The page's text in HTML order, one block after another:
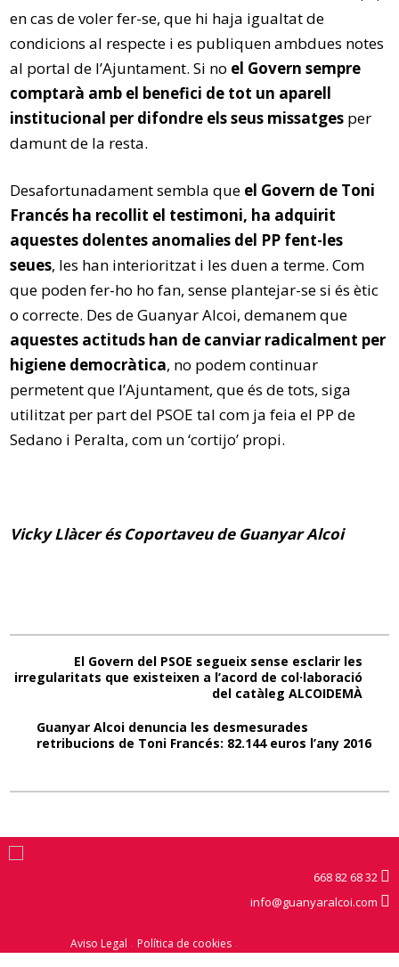
en cas de voler fer-se, que hi haja igualtat de
condicions al respecte i es publiquen ambdues notes
al portal de l’Ajuntament. Si no el Govern sempre
comptarà amb el benefici de tot un aparell
institucional per difondre els seus missatges per
damunt de la resta.
Desafortunadament sembla que el Govern de Toni
Francés ha recollit el testimoni, ha adquirit
aquestes dolentes anomalies del PP fent-les
seues, les han interioritzat i les duen a terme. Com
que poden fer-ho ho fan, sense plantejar-se si és ètic
o correcte. Des de Guanyar Alcoi, demanem que
aquestes actituds han de canviar radicalment per
higiene democràtica, no podem continuar
permetent que l’Ajuntament, que és de tots, siga
utilitzat per part del PSOE tal com ja feia el PP de
Sedano i Peralta, com un ‘cortijo’ propi.
Vicky Llàcer és Coportaveu de Guanyar Alcoi
El Govern del PSOE segueix sense esclarir les
irregularitats que existeixen a l’acord de col·laboració
del catàleg ALCOIDEMÀ
Guanyar Alcoi denuncia les desmesurades
retribucions de Toni Francés: 82.144 euros l’any 2016
Aviso Legal
Política de cookies
668 82 68 32
info@guanyaralcoi.com